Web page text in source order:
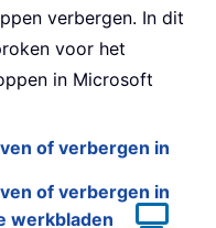
verbergen. In dit
voor het
in Microsoft
of verbergen in
of verbergen in
werkbladen